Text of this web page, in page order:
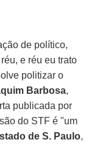
de político,
e réu eu trato
politizar o
Barbosa,
publicada por
do STF é "um
de S. Paulo,